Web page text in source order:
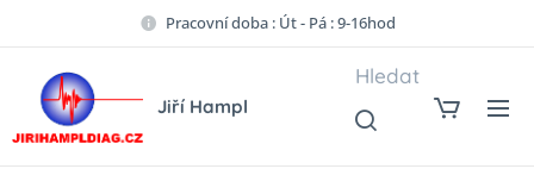
Pracovní doba : Út - Pá : 9-16hod
Jiří Hampl
Hledat